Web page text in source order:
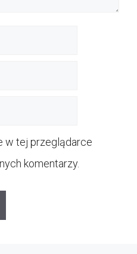
w tej przeglądarce
komentarzy.